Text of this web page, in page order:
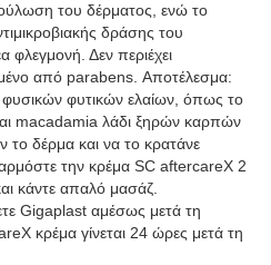
του δέρματος, ενώ το
δράσης του
φλεγμονή. Δεν περιέχει
από parabens. Αποτέλεσμα:
φυτικών ελαίων, όπως το
macadamia λάδι ξηρών καρπών
το δέρμα και να το κρατάνε
την κρέμα SC aftercareX 2
κάντε απαλό μασάζ.
Gigaplast αμέσως μετά τη
κρέμα γίνεται 24 ώρες μετά τη